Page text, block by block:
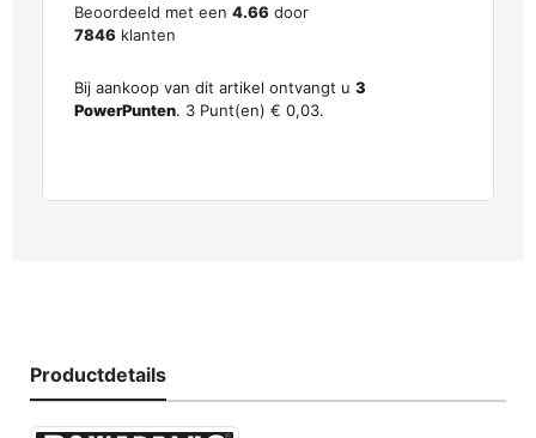
Beoordeeld met een 4.66 door
7846 klanten
Bij aankoop van dit artikel ontvangt u 3
PowerPunten. 3 Punt(en) € 0,03.
Productdetails